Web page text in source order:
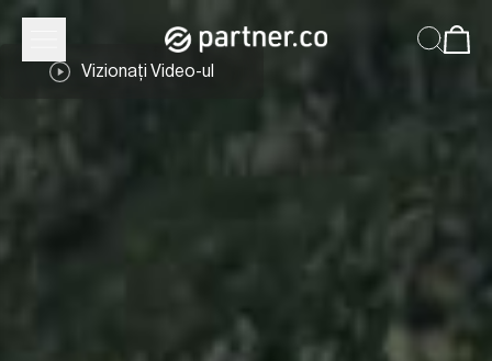
Vizionați Video-ul